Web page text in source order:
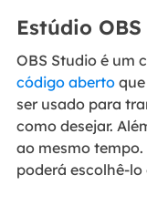
Estúdio OBS
OBS Studio é um
código abertoque
ser usado para
como desejar.
ao mesmo tempo.
poderá escolhê-